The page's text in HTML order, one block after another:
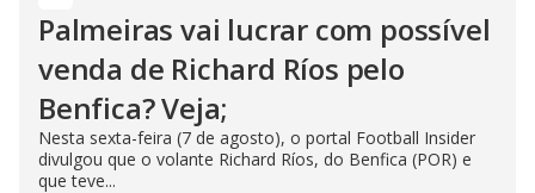
Palmeiras vai lucrar com possível
venda de Richard Ríos pelo
Benfica? Veja;
Nesta sexta-feira (7 de agosto), o portal Football Insider
divulgou que o volante Richard Ríos, do Benfica (POR) e
que teve...